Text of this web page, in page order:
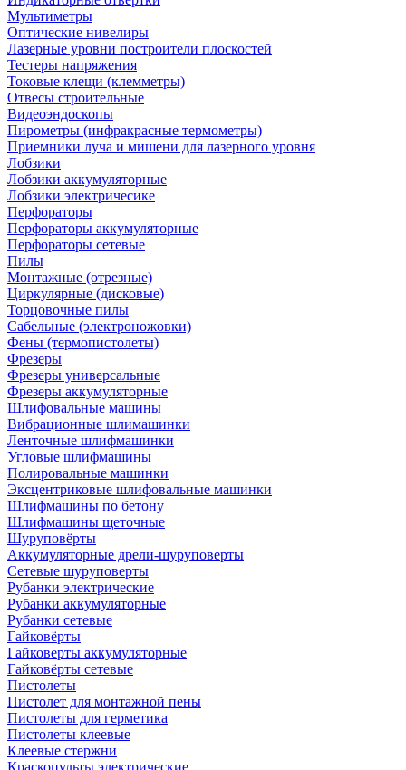
Мультиметры
Оптические нивелиры
Лазерные уровни построители плоскостей
Тестеры напряжения
Токовые клещи (клемметры)
Отвесы строительные
Видеоэндоскопы
Пирометры (инфракрасные термометры)
Приемники луча и мишени для лазерного уровня
Лобзики
Лобзики аккумуляторные
Лобзики электричесике
Перфораторы
Перфораторы аккумуляторные
Перфораторы сетевые
Пилы
Монтажные (отрезные)
Циркулярные (дисковые)
Торцовочные пилы
Сабельные (электроножовки)
Фены (термопистолеты)
Фрезеры
Фрезеры универсальные
Фрезеры аккумуляторные
Шлифовальные машины
Вибрационные шлимашинки
Ленточные шлифмашинки
Угловые шлифмашины
Полировальные машинки
Эксцентриковые шлифовальные машинки
Шлифмашины по бетону
Шлифмашины щеточные
Шуруповёрты
Аккумуляторные дрели-шуруповерты
Сетевые шуруповерты
Рубанки электрические
Рубанки аккумуляторные
Рубанки сетевые
Гайковёрты
Гайковерты аккумуляторные
Гайковёрты сетевые
Пистолеты
Пистолет для монтажной пены
Пистолеты для герметика
Пистолеты клеевые
Клеевые стержни
Краскопульты электрические